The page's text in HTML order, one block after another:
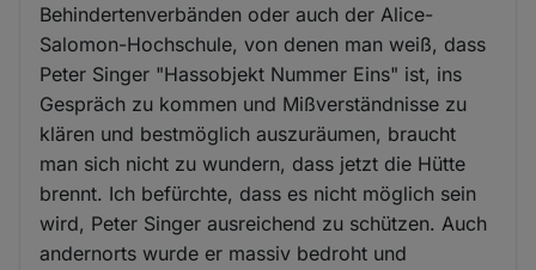
Behindertenverbänden oder auch der Alice-
Salomon-Hochschule, von denen man weiß, dass
Peter Singer "Hassobjekt Nummer Eins" ist, ins
Gespräch zu kommen und Mißverständnisse zu
klären und bestmöglich auszuräumen, braucht
man sich nicht zu wundern, dass jetzt die Hütte
brennt. Ich befürchte, dass es nicht möglich sein
wird, Peter Singer ausreichend zu schützen. Auch
andernorts wurde er massiv bedroht und